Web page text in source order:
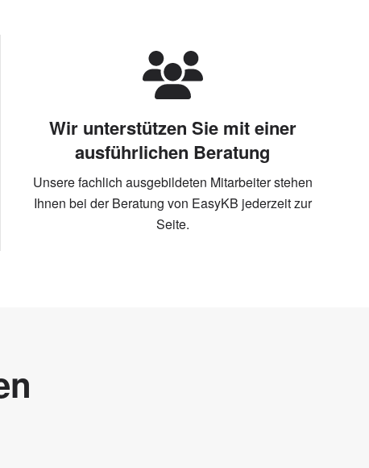
Wir unterstützen Sie mit einer
ausführlichen Beratung
Unsere fachlich ausgebildeten Mitarbeiter stehen
Ihnen bei der Beratung von EasyKB jederzeit zur
Seite.